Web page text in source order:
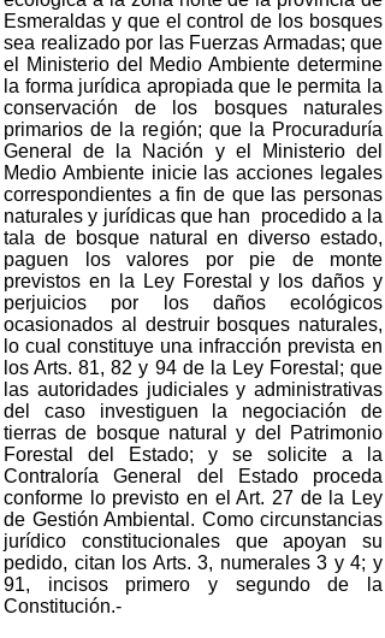
Esmeraldas y que el control de los bosques
sea realizado por las Fuerzas Armadas; que
el Ministerio del Medio Ambiente determine
la forma jurídica apropiada que le permita la
conservación de los bosques naturales
primarios de la región; que la Procuraduría
General de la Nación y el Ministerio del
Medio Ambiente inicie las acciones legales
correspondientes a fin de que las personas
naturales y jurídicas que han procedido a la
tala de bosque natural en diverso estado,
paguen los valores por pie de monte
previstos en la Ley Forestal y los daños y
perjuicios por los daños ecológicos
ocasionados al destruir bosques naturales,
lo cual constituye una infracción prevista en
los Arts. 81, 82 y 94 de la Ley Forestal; que
las autoridades judiciales y administrativas
del caso investiguen la negociación de
tierras de bosque natural y del Patrimonio
Forestal del Estado; y se solicite a la
Contraloría General del Estado proceda
conforme lo previsto en el Art. 27 de la Ley
de Gestión Ambiental. Como circunstancias
jurídico constitucionales que apoyan su
pedido, citan los Arts. 3, numerales 3 y 4; y
91, incisos primero y segundo de la
Constitución.-